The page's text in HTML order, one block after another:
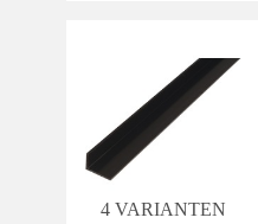
4 VARIANTEN